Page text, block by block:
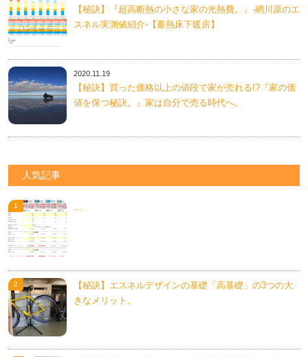
【秘訣】『超高断熱の小さな家の光熱費。』-網川原のエ
スネル実測値紹介-【蓄熱床下暖房】
2020.11.19
【秘訣】買った価格以上の値段で家が売れる!?『家の価
値を保つ秘訣。』家は自分で売る時代へ。
人気記事
...
【秘訣】エスネルデザインの基礎「高基礎」の3つの大
きなメリット。